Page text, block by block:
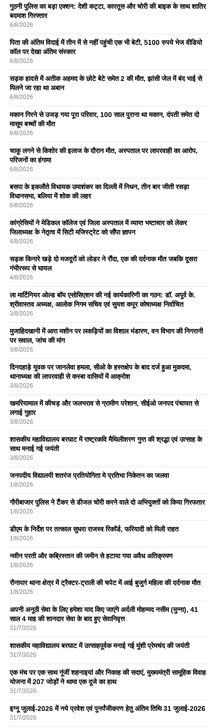
गुठनी पुलिस का बड़ा एक्शन: देशी कट्टा, कारतूस और चोरी की बाइक के साथ शातिर
बदमाश गिरफ्तार
6/8/2026
पिता की अंतिम विदाई में तीन में से नहीं पहुंची एक भी बेटी, 5100 रुपये भेज वीडियो
कॉल पर देखा अंतिम संस्कार
6/8/2026
सड़क हादसे में अतीक अहमद के छोटे बेटे समेत 2 की मौत, झांसी जेल में बंद भाई से
मिलने जा रहा था अबान
6/8/2026
मकान गिरने से उजड़ गया पूरा परिवार, 100 साल पुराना था मकान, दंपती समेत दो
मासूम बच्चों की मौत
6/8/2026
चाकू लगने से किशोर की इलाज के दौरान मौत, अस्पताल पर लापरवाही का आरोप,
परिजनों का हंगामा
6/8/2026
बसपा के इकलाैते विधायक उमाशंकर का दिल्ली में निधन, तीन बार जीती रसड़ा
विधानसभा, बलिया में शोक की लहर
6/8/2026
कांग्रेसियों ने मेडिकल कॉलेज एवं जिला अस्पताल में व्याप्त भष्टाचार को लेकर
जिलाध्यक्ष के नेतृत्व में सिटी मजिस्ट्रेट को सौंपा ज्ञापन
4/8/2026
सड़क किनारे खड़े दो मजदूरों को लोडर ने रौंदा, एक की दर्दनाक मौत जबकि दूसरा
गंभीररूप से घायल
4/8/2026
ला मार्टिनियर ओल्ड बॉय एसोसिएशन की नई कार्यकारिणी का गठन: डॉ. अपूर्व के.
श्रीवास्तव अध्यक्ष, आलोक निगम सचिव एवं सुयश कपूर कोषाध्यक्ष निर्वाचित
3/8/2026
मुजाहिदखानी में आरा मशीन पर लकड़ियों का विशाल भंडारण, वन विभाग की निगरानी
पर सवाल, जांच की मांग
3/8/2026
दिनदहाड़े युवक पर जानलेवा हमला, सीओ के हस्तक्षेप के बाद दर्ज हुआ मुकदमा,
थानाध्यक्ष की लापरवाही से कस्बा वासियों में आक्रोश
3/8/2026
खमरियामाल में कीचड़ और जलभराव से ग्रामीण परेशान, सीईओ जनपद पंचायत से
लगाई गुहार
3/8/2026
शासकीय महाविद्यालय बरघाट में राष्ट्रकवि मैथिलीशरण गुप्त की श्रद्धा एवं उत्साह के
साथ मनाई गई जयंती
3/8/2026
जनपदीय विद्यालयी शतरंज प्रतियोगिता मे प्रतिभा निकेतन का जलवा
1/8/2026
गौरीबाजार पुलिस ने टैंकर से डीजल चोरी करने वाले दो अभियुक्तों को किया गिरफतार
1/8/2026
डीएम के निर्देश पर तत्काल सुधरा राजस्व रिकॉर्ड, फरियादी को मिली राहत
1/8/2026
नवीन परती और कब्रिस्तान की जमीन से हटाया गया अवैध अतिक्रमण
1/8/2026
रौनापार थाना क्षेत्र में ट्रैक्टर-ट्राली की चपेट में आई बुजुर्ग महिला की दर्दनाक मौत
1/8/2026
अपनी अनूठी सेवा के लिए हमेशा याद किए जाएंगे अर्दली मोहम्मद नसीम (मुन्ना), 41
साल 4 माह की शानदार सेवा के बाद हुए सेवानिवृत्त
31/7/2026
शासकीय महाविद्यालय बरघाट में उत्साहपूर्वक मनाई गई मुंशी प्रेमचंद की जयंती
31/7/2026
एक मंच पर एक साथ गूंजीं शहनाइयां और निकाह की सदाएं, मुख्यमंत्री सामूहिक विवाह
योजना में 207 जोड़ों ने थामा एक दूजे का हाथ
31/7/2026
इग्नू जुलाई-2026 में नये प्रवेश एवं पुनर्पंजीकरण हेतु अंतिम तिथि 31 जुलाई-2026
31/7/2026